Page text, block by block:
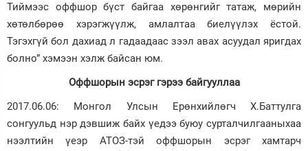
Тиймээс оффшор бүст байгаа хөрөнгийг татаж, мөрийн
хөтөлбөрөө хэрэгжүүлж, амлалтаа биелүүлэх ёстой.
Тэгэхгүй бол дахиад л гадаадаас зээл авах асуудал яригдах
болно” хэмээн хэлж байсан юм.
Оффшорын эсрэг гэрээ байгууллаа
2017.06.06: Монгол Улсын Ерөнхийлөгч Х.Баттулга
сонгуульд нэр дэвшиж байх үедээ буюу сурталчилгааныхаа
нээлтийн үеэр АТОЗ-тэй оффшорын эсрэг хамтарч